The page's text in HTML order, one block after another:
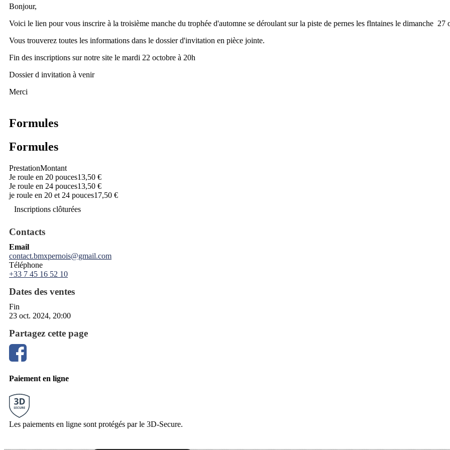
Bonjour,
Voici le lien pour vous inscrire à la troisième manche du trophée d'automne se déroulant sur la piste de pernes les flntaines le dimanche 27
Vous trouverez toutes les informations dans le dossier d'invitation en pièce jointe.
Fin des inscriptions sur notre site le mardi 22 octobre à 20h
Dossier d invitation à venir
Merci
Formules
Formules
PrestationMontant
Je roule en 20 pouces13,50 €
Je roule en 24 pouces13,50 €
je roule en 20 et 24 pouces17,50 €
Inscriptions clôturées
Contacts
Email
contact.bmxpernois@gmail.com
Téléphone
+33 7 45 16 52 10
Dates des ventes
Fin
23 oct. 2024, 20:00
Partagez cette page
Paiement en ligne
Les paiements en ligne sont protégés par le 3D-Secure.